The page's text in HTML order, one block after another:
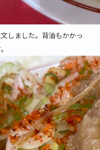
しました。背油もかかっ